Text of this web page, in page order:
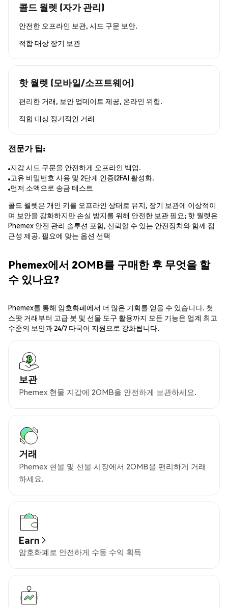
콜드 월렛 (자가 관리)
안전한 오프라인 보관, 시드 구문 보안.
적합 대상 장기 보관
핫 월렛 (모바일/소프트웨어)
편리한 거래, 보안 업데이트 제공, 온라인 위험.
적합 대상 정기적인 거래
전문가 팁:
지갑 시드 구문을 안전하게 오프라인 백업.
고유 비밀번호 사용 및 2단계 인증(2FA) 활성화.
먼저 소액으로 송금 테스트
콜드 월렛은 개인 키를 오프라인 상태로 유지, 장기 보관에 이상적이
며 보안을 강화하지만 손실 방지를 위해 안전한 보관 필요; 핫 월렛은
Phemex 안전 관리 솔루션 포함, 신뢰할 수 있는 안전장치와 함께 접
근성 제공. 필요에 맞는 옵션 선택
Phemex에서 2OMB를 구매한 후 무엇을 할
수 있나요?
Phemex를 통해 암호화폐에서 더 많은 기회를 얻을 수 있습니다. 첫
스팟 거래부터 고급 봇 및 선물 도구 활용까지 모든 기능은 업계 최고
수준의 보안과 24/7 다국어 지원으로 강화됩니다.
보관
Phemex 현물 지갑에 2OMB을 안전하게 보관하세요.
거래
Phemex 현물 및 선물 시장에서 2OMB을 편리하게 거래
하세요.
Earn
암호화폐로 안전하게 수동 수익 획득